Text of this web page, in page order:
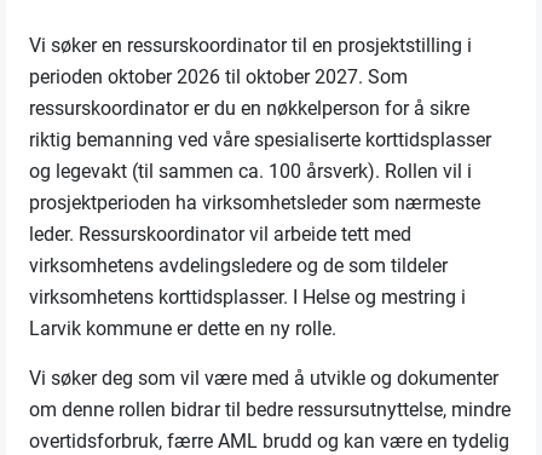
Vi søker en ressurskoordinator til en prosjektstilling i
perioden oktober 2026 til oktober 2027. Som
ressurskoordinator er du en nøkkelperson for å sikre
riktig bemanning ved våre spesialiserte korttidsplasser
og legevakt (til sammen ca. 100 årsverk). Rollen vil i
prosjektperioden ha virksomhetsleder som nærmeste
leder. Ressurskoordinator vil arbeide tett med
virksomhetens avdelingsledere og de som tildeler
virksomhetens korttidsplasser. I Helse og mestring i
Larvik kommune er dette en ny rolle.
Vi søker deg som vil være med å utvikle og dokumenter
om denne rollen bidrar til bedre ressursutnyttelse, mindre
overtidsforbruk, færre AML brudd og kan være en tydelig